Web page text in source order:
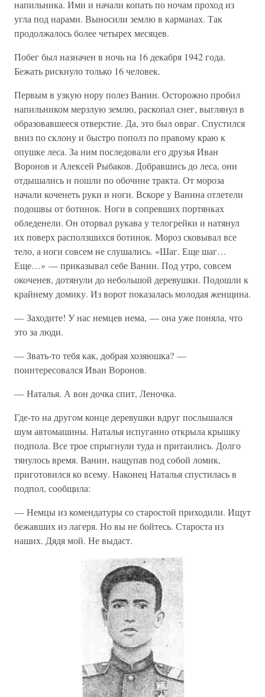
напильника. Ими и начали копать по ночам проход из
угла под нарами. Выносили землю в карманах. Так
продолжалось более четырех месяцев.
Побег был назначен в ночь на 16 декабря 1942 года.
Бежать рискнуло только 16 человек.
Первым в узкую нору полез Ванин. Осторожно пробил
напильником мерзлую землю, раскопал снег, выглянул в
образовавшееся отверстие. Да, это был овраг. Спустился
вниз по склону и быстро пополз по правому краю к
опушке леса. За ним последовали его друзья Иван
Воронов и Алексей Рыбаков. Добравшись до леса, они
отдышались и пошли по обочине тракта. От мороза
начали коченеть руки и ноги. Вскоре у Ванина отлетели
подошвы от ботинок. Ноги в сопревших портянках
обледенели. Он оторвал рукава у телогрейки и натянул
их поверх расползшихся ботинок. Мороз сковывал все
тело, а ноги совсем не слушались. «Шаг. Еще шаг…
Еще…» — приказывал себе Ванин. Под утро, совсем
окоченев, дотянули до небольшой деревушки. Подошли к
крайнему домику. Из ворот показалась молодая женщина.
— Заходите! У нас немцев нема, — она уже поняла, что
это за люди.
— Звать-то тебя как, добрая хозяюшка? —
поинтересовался Иван Воронов.
— Наталья. А вон дочка спит, Леночка.
Где-то на другом конце деревушки вдруг послышался
шум автомашины. Наталья испуганно открыла крышку
подпола. Все трое спрыгнули туда и притаились. Долго
тянулось время. Ванин, нащупав под собой ломик,
приготовился ко всему. Наконец Наталья спустилась в
подпол, сообщила:
— Немцы из комендатуры со старостой приходили. Ищут
бежавших из лагеря. Но вы не бойтесь. Староста из
наших. Дядя мой. Не выдаст.